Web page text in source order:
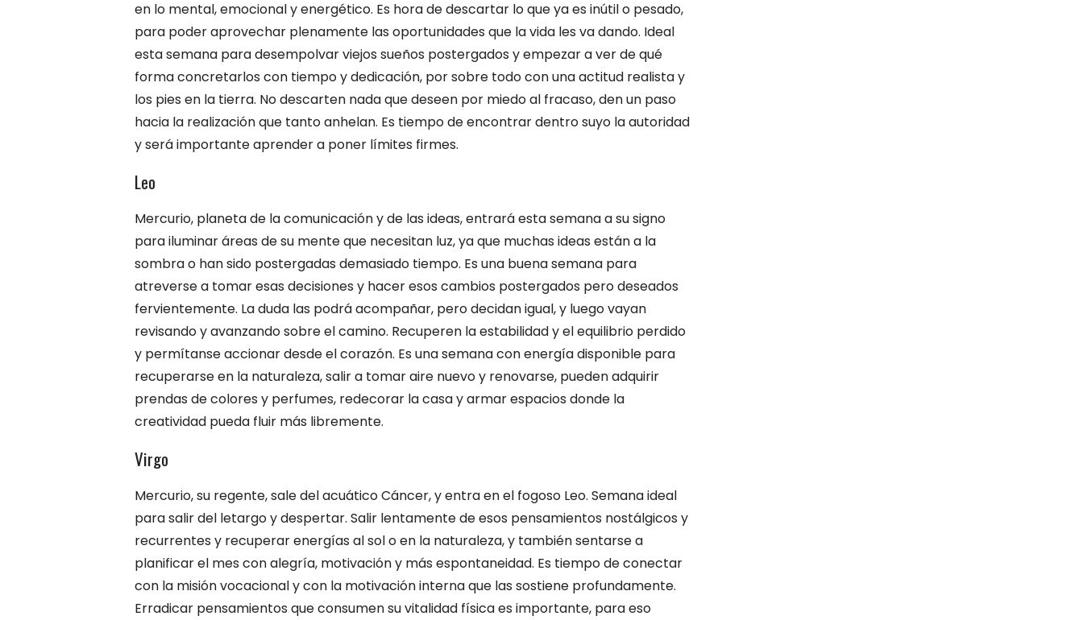
en lo mental, emocional y energético. Es hora de descartar lo que ya es inútil o pesado,
para poder aprovechar plenamente las oportunidades que la vida les va dando. Ideal
esta semana para desempolvar viejos sueños postergados y empezar a ver de qué
forma concretarlos con tiempo y dedicación, por sobre todo con una actitud realista y
los pies en la tierra. No descarten nada que deseen por miedo al fracaso, den un paso
hacia la realización que tanto anhelan. Es tiempo de encontrar dentro suyo la autoridad
y será importante aprender a poner límites firmes.
Leo
Mercurio, planeta de la comunicación y de las ideas, entrará esta semana a su signo
para iluminar áreas de su mente que necesitan luz, ya que muchas ideas están a la
sombra o han sido postergadas demasiado tiempo. Es una buena semana para
atreverse a tomar esas decisiones y hacer esos cambios postergados pero deseados
fervientemente. La duda las podrá acompañar, pero decidan igual, y luego vayan
revisando y avanzando sobre el camino. Recuperen la estabilidad y el equilibrio perdido
y permítanse accionar desde el corazón. Es una semana con energía disponible para
recuperarse en la naturaleza, salir a tomar aire nuevo y renovarse, pueden adquirir
prendas de colores y perfumes, redecorar la casa y armar espacios donde la
creatividad pueda fluir más libremente.
Virgo
Mercurio, su regente, sale del acuático Cáncer, y entra en el fogoso Leo. Semana ideal
para salir del letargo y despertar. Salir lentamente de esos pensamientos nostálgicos y
recurrentes y recuperar energías al sol o en la naturaleza, y también sentarse a
planificar el mes con alegría, motivación y más espontaneidad. Es tiempo de conectar
con la misión vocacional y con la motivación interna que las sostiene profundamente.
Erradicar pensamientos que consumen su vitalidad física es importante, para eso